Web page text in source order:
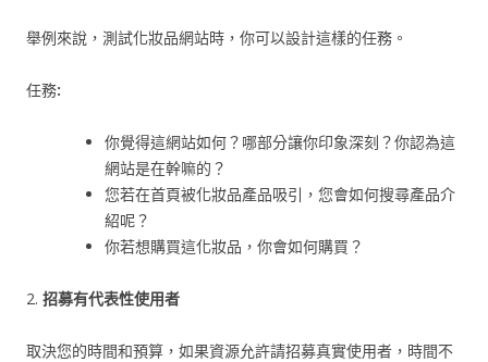
舉例來說，測試化妝品網站時，你可以設計這樣的任務。
任務:
你覺得這網站如何？哪部分讓你印象深刻？你認為這
網站是在幹嘛的？
您若在首頁被化妝品產品吸引，您會如何搜尋產品介
紹呢？
你若想購買這化妝品，你會如何購買？
2. 招募有代表性使用者
取決您的時間和預算，如果資源允許請招募真實使用者，時間不